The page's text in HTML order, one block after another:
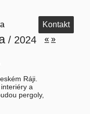
Kontakt
/ 2024 « »
Ráji.
a
pergoly,